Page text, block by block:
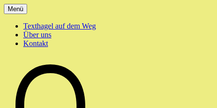
Zum
Inhalt
springen
Menü
Texthagel auf dem Weg
Über uns
Kontakt
texthagel.de